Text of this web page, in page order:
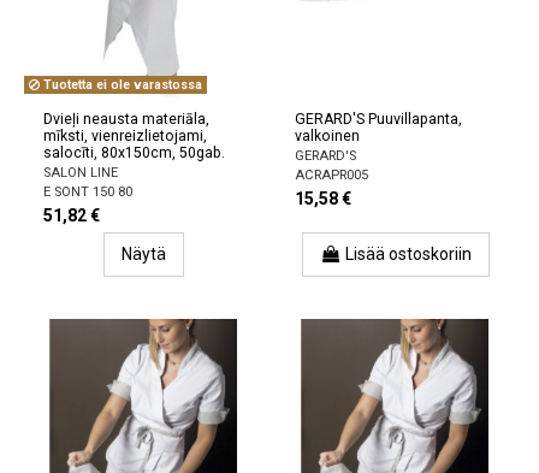
Tuotetta ei ole varastossa
Dvieļi neausta materiāla,
mīksti, vienreizlietojami,
salocīti, 80x150cm, 50gab.
SALON LINE
E SONT 150 80
51,82 €
Näytä
GERARD'S Puuvillapanta,
valkoinen
GERARD'S
ACRAPR005
15,58 €
Lisää ostoskoriin